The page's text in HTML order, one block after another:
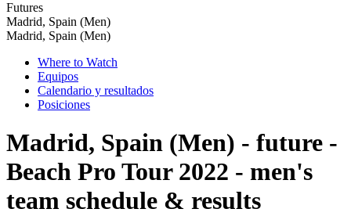
Futures
Madrid, Spain (Men)
Madrid, Spain (Men)
Where to Watch
Equipos
Calendario y resultados
Posiciones
Madrid, Spain (Men) - future -
Beach Pro Tour 2022 - men's
team schedule & results